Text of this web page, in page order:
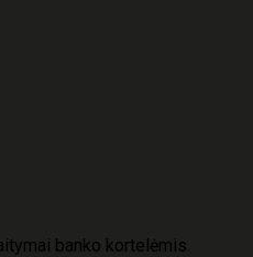
banko kortelėmis.